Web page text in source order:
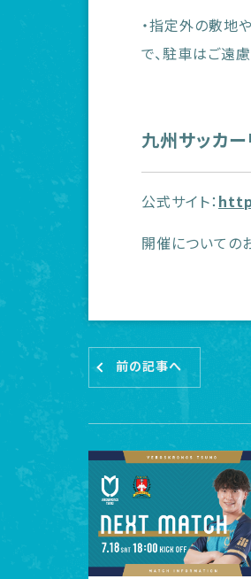
・指定外の敷地
で、駐車はご遠慮
九州サッカ
公式サイト：
開催について
前の記事へ